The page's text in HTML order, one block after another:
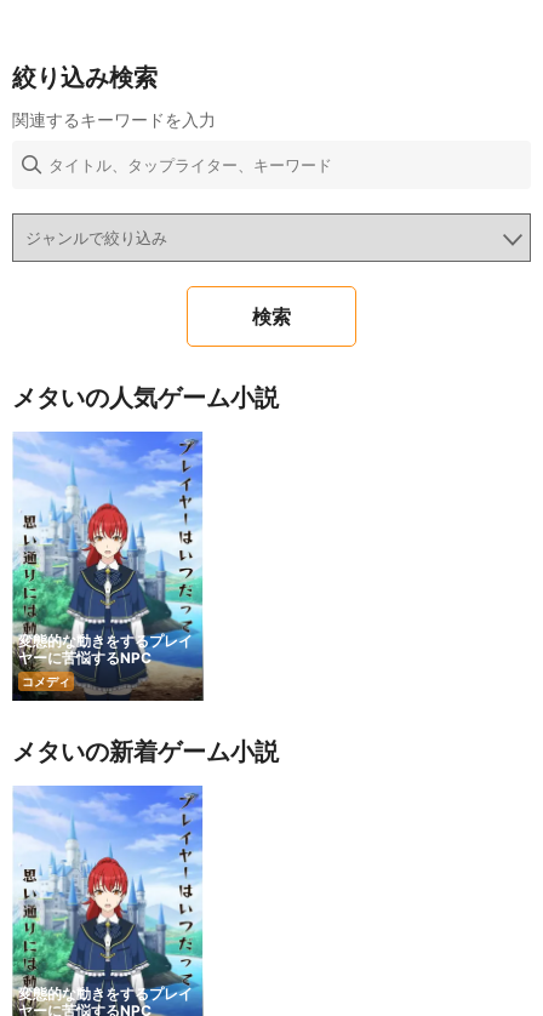
絞り込み検索
関連するキーワードを入力
メタいの人気ゲーム小説
変態的な動きをするプレイ
ヤーに苦悩するNPC
コメディ
メタいの新着ゲーム小説
変態的な動きをするプレイ
ヤーに苦悩するNPC